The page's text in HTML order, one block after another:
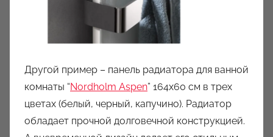
Другой пример – панель радиатора для ванной
комнаты “Nordholm Aspen” 164х60 см в трех
цветах (белый, черный, капучино). Радиатор
обладает прочной долговечной конструкцией.